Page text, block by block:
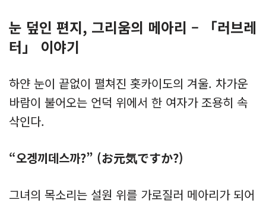
눈 덮인 편지, 그리움의 메아리 – 「러브레
터」 이야기
하얀 눈이 끝없이 펼쳐진 홋카이도의 겨울. 차가운
바람이 불어오는 언덕 위에서 한 여자가 조용히 속
삭인다.
“오겡끼데스까?” (お元気ですか?)
그녀의 목소리는 설원 위를 가로질러 메아리가 되어